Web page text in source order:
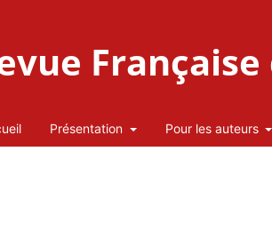
Présentation Pour les auteurs